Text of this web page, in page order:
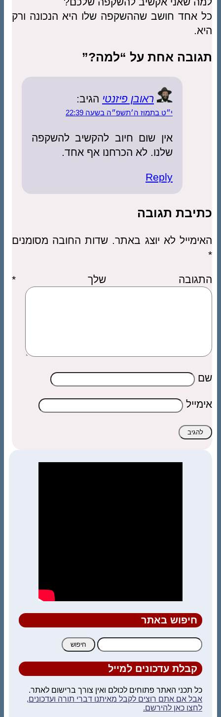
כל אחד חושב שההשקפה שלו היא הנכונה ורק
היא.
תגובה אחת על “למה?”
ראובן פיזנטי הגיב:
י״ט בתמוז ה׳תשפ״ה בשעה 22:39
אין שום חיוב להקשיב להשקפה
שלנו. לא הכרחנו אף אחד.
Reply
כתיבת תגובה
האימייל לא יוצג באתר. שדות החובה מסומנים
*
התגובה שלך*
שם
אימייל
חיפוש באתר
חיפוש:
קבלת עדכונים למייל
כל תכני האתר פתוחים לכולם ואין צורך ברישום לאתר.
אבל אם אתם רוצים לקבל מאיתנו דברי תורה ועדכונים,
לחצו כאן להירשם.